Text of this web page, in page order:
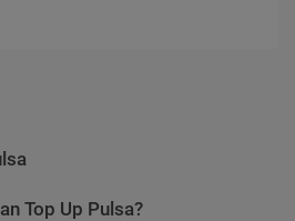
Top Up Pulsa?